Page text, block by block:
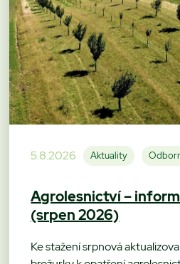
5.8.2026 Aktuality
Agrolesnictví –
(srpen 2026)
Ke stažení srpnová